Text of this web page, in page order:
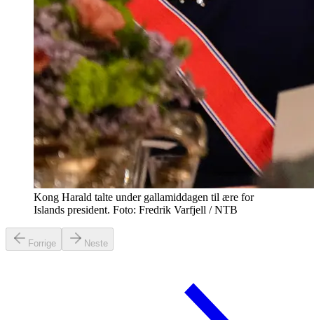
Kong Harald talte under gallamiddagen til ære for
Islands president. Foto: Fredrik Varfjell / NTB
Forrige Neste